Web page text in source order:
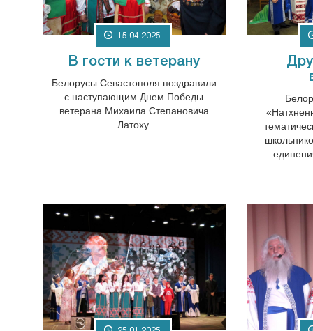
15.04.2025
В гости к ветерану
Белорусы Севастополя поздравили
с наступающим Днем Победы
ветерана Михаила Степановича
Латоху.